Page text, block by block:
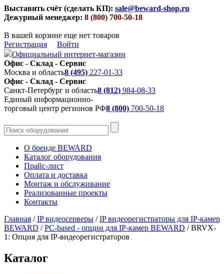
Выставить счёт (сделать КП): sale@beward-shop.ru
Дежурный менеджер: 8 (800) 700-50-18
В вашей корзине еще нет товаров
Регистрация
Войти
Официальный интернет-магазин
Офис - Склад - Сервис
Москва и область8 (495) 227-01-33
Офис - Склад - Сервис
Санкт-Петербург и область8 (812) 984-08-33
Единый информационно-
торговый центр регионов РФ8 (800) 700-50-18
О бренде BEWARD
Каталог оборудования
Прайс-лист
Оплата и доставка
Монтаж и обслуживание
Реализованные проекты
Контакты
Главная /IP видеосерверы /IP видеорегистраторы для IP-камер
BEWARD /PC-based - опции для IP-камер BEWARD /BRVX-
1: Опция для IP-видеорегистраторов
Каталог